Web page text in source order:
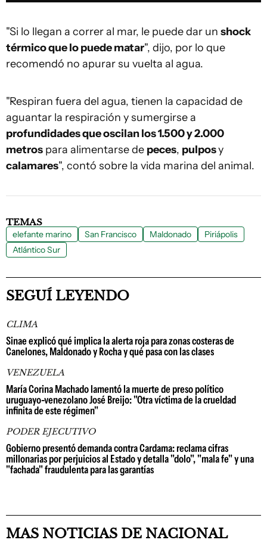
"Si lo llegan a correr al mar, le puede dar un shock
térmico que lo puede matar", dijo, por lo que
recomendó no apurar su vuelta al agua.
"Respiran fuera del agua, tienen la capacidad de
aguantar la respiración y sumergirse a
profundidades que oscilan los 1.500 y 2.000
metros para alimentarse de peces, pulposy
calamares", contó sobre la vida marina del animal.
TEMAS
elefante marino San Francisco Maldonado
Piriápolis
Atlántico Sur
SEGUÍ LEYENDO
CLIMA
Sinae explicó qué implica la alerta roja para zonas costeras de
Canelones, Maldonado y Rocha y qué pasa con las clases
VENEZUELA
María Corina Machado lamentó la muerte de preso político
uruguayo-venezolano José Breijo: "Otra víctima de la crueldad
infinita de este régimen"
PODER EJECUTIVO
Gobierno presentó demanda contra Cardama: reclama cifras
millonarias por perjuicios al Estado y detalla "dolo", "mala fe" y una
"fachada" fraudulenta para las garantías
MAS NOTICIAS DE NACIONAL